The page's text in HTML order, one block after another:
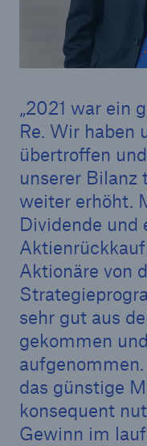
2021 war ein
Re. Wir haben
übertroffen
unserer Bilanz
weiter erhöht.
Dividende und
Aktionäre von
sehr gut aus
gekommen
das günstige
konsequent
Gewinn im
versicherten
seit 1980 beträgt
Lösungen